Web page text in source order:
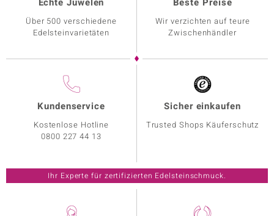
Über 500 verschiedene
Edelsteinvarietäten
Wir verzichten auf teure
Zwischenhändler
Kundenservice
Kostenlose Hotline
0800 227 44 13
Sicher einkaufen
Trusted Shops Käuferschutz
Ihr Experte für zertifizierten Edelsteinschmuck.